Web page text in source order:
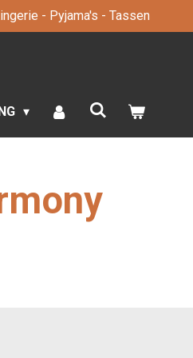
- Pyjama's - Tassen